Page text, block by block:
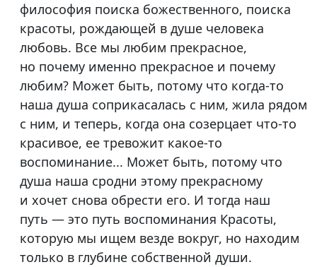
философия поиска божественного, поиска
красоты, рождающей в душе человека
любовь. Все мы любим прекрасное,
но почему именно прекрасное и почему
любим? Может быть, потому что когда-то
наша душа соприкасалась с ним, жила рядом
с ним, и теперь, когда она созерцает что-то
красивое, ее тревожит какое-то
воспоминание... Может быть, потому что
душа наша сродни этому прекрасному
и хочет снова обрести его. И тогда наш
путь — это путь воспоминания Красоты,
которую мы ищем везде вокруг, но находим
только в глубине собственной души.